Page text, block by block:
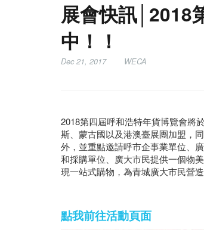
展會快訊│2018
中！！
Dec 21, 2017 WECA
2018第四屆呼和浩特年貨博覽會將
斯、蒙古國以及港澳臺展團加盟，
外，並重點邀請呼市企事業單位、
和採購單位、廣大市民提供一個物
現一站式購物，為青城廣大市民營
點我前往活動頁面